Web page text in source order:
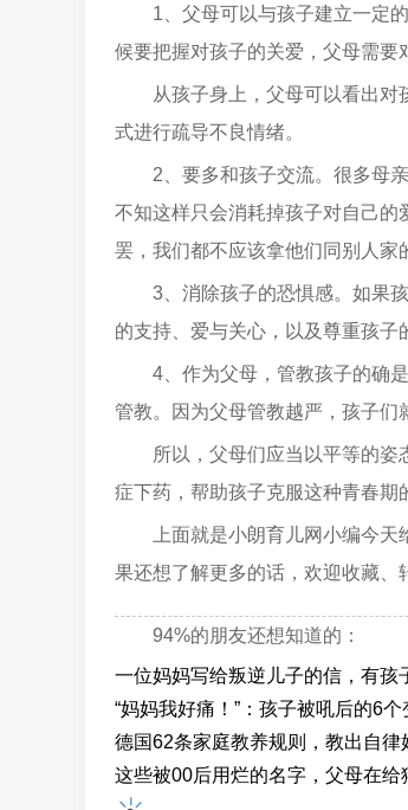
1、父母可以与孩子建立一定
候要把握对孩子的关爱，父母需要
从孩子身上，父母可以看出
式进行疏导不良情绪。
2、要多和孩子交流。很多母
不知这样只会消耗掉孩子对自己
罢，我们都不应该拿他们同别人家
3、消除孩子的恐惧感。如果
的支持、爱与关心，以及尊重孩子
4、作为父母，管教孩子的确
管教。因为父母管教越严，孩子们
所以，父母们应当以平等的
症下药，帮助孩子克服这种青春期
上面就是小朗育儿网小编今
果还想了解更多的话，欢迎收藏、
94%的朋友还想知道的：
一位妈妈写给叛逆儿子的信，有孩
“妈妈我好痛！”：孩子被吼后的6
德国62条家庭教养规则，教出自律
这些被00后用烂的名字，父母在给